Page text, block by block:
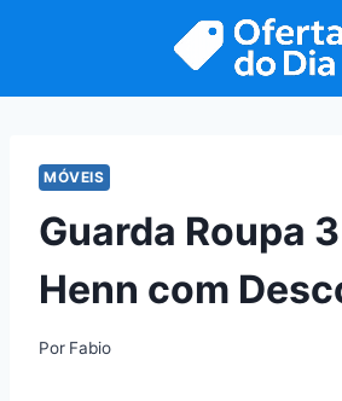
MÓVEIS
Guarda Roupa
Henn com
Por Fabio